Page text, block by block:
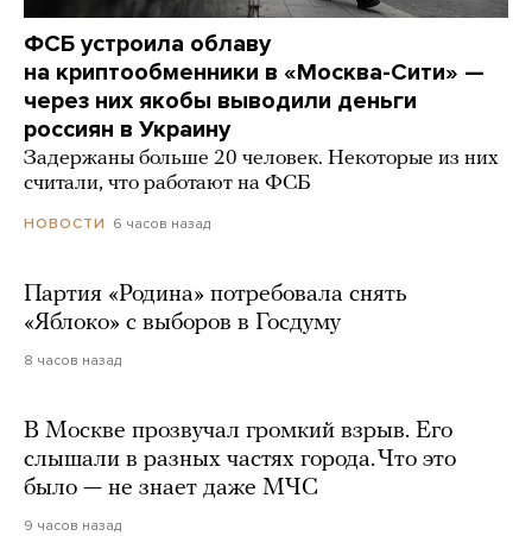
ФСБ устроила облаву
на криптообменники в «Москва-Сити» —
через них якобы выводили деньги
россиян в Украину
Задержаны больше 20 человек. Некоторые из них
считали, что работают на ФСБ
НОВОСТИ 6 часов назад
Партия «Родина» потребовала снять
«Яблоко» с выборов в Госдуму
8 часов назад
В Москве прозвучал громкий взрыв. Его
слышали в разных частях города. Что это
было — не знает даже МЧС
9 часов назад